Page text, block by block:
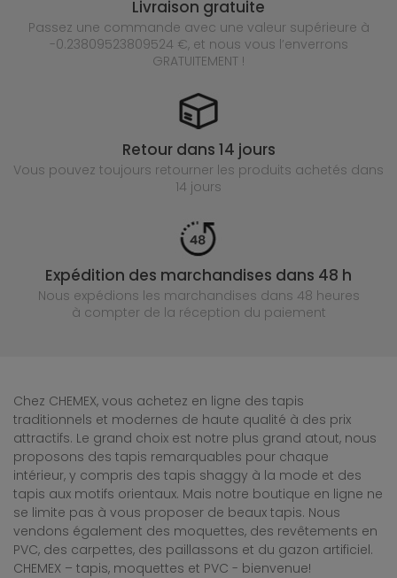
Livraison gratuite
Passez une commande avec une valeur supérieure à
-0.23809523809524 €, et nous vous l’enverrons
GRATUITEMENT !
Retour dans 14 jours
Vous pouvez toujours retourner les produits achetés dans
14 jours
Expédition des marchandises dans 48 h
Nous expédions les marchandises dans 48 heures
à compter de la réception du paiement
Chez CHEMEX, vous achetez en ligne des tapis
traditionnels et modernes de haute qualité à des prix
attractifs. Le grand choix est notre plus grand atout, nous
proposons des tapis remarquables pour chaque
intérieur, y compris des tapis shaggy à la mode et des
tapis aux motifs orientaux. Mais notre boutique en ligne ne
se limite pas à vous proposer de beaux tapis. Nous
vendons également des moquettes, des revêtements en
PVC, des carpettes, des paillassons et du gazon artificiel.
CHEMEX – tapis, moquettes et PVC - bienvenue!